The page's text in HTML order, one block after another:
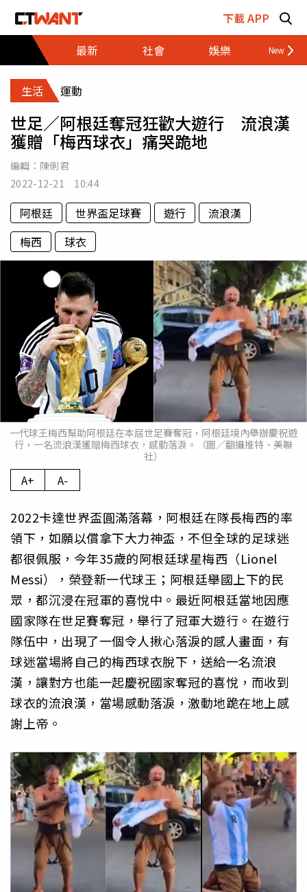
下載 APP
最新
社會 娛樂 財經
生活 運動
世足／阿根廷奪冠狂歡大遊行 流浪漢
獲贈「梅西球衣」痛哭跪地
編輯： 陳俐君
2022-12-21 10:44
阿根廷 世界盃足球賽 遊行
流浪漢
梅西
球衣
一代球王梅西幫助阿根廷在本屆世足賽奪冠，阿根廷境內舉辦慶祝遊
行，一名流浪漢獲贈梅西球衣，感動落淚。（圖／翻攝推特、美聯
社）
A+ A-
2022卡達世界盃圓滿落幕，阿根廷在隊長梅西的率
領下，如願以償拿下大力神盃，不但全球的足球迷
都很佩服，今年35歲的阿根廷球星梅西（Lionel
Messi），榮登新一代球王；阿根廷舉國上下的民
眾，都沉浸在冠軍的喜悅中。最近阿根廷當地因應
國家隊在世足賽奪冠，舉行了冠軍大遊行。在遊行
隊伍中，出現了一個令人揪心落淚的感人畫面，有
球迷當場將自己的梅西球衣脫下，送給一名流浪
漢，讓對方也能一起慶祝國家奪冠的喜悅，而收到
球衣的流浪漢，當場感動落淚，激動地跪在地上感
謝上帝。